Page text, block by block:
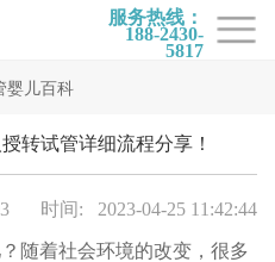
服务热线：
188-2430-
5817
婴儿百科
转试管详细流程分享！
时间: 2023-04-25 11:42:44
随着社会环境的改变，很多